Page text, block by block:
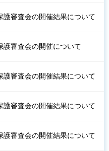
審査会の開催結果について
護審査会の開催について
審査会の開催結果について
審査会の開催結果について
審査会の開催結果について